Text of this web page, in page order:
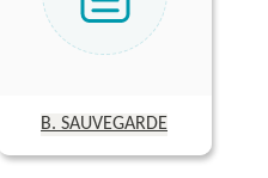
B. SAUVEGARDE